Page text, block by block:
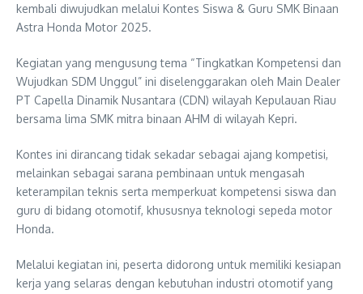
kembali diwujudkan melalui Kontes Siswa & Guru SMK Binaan
Astra Honda Motor 2025.
Kegiatan yang mengusung tema “Tingkatkan Kompetensi dan
Wujudkan SDM Unggul” ini diselenggarakan oleh Main Dealer
PT Capella Dinamik Nusantara (CDN) wilayah Kepulauan Riau
bersama lima SMK mitra binaan AHM di wilayah Kepri.
Kontes ini dirancang tidak sekadar sebagai ajang kompetisi,
melainkan sebagai sarana pembinaan untuk mengasah
keterampilan teknis serta memperkuat kompetensi siswa dan
guru di bidang otomotif, khususnya teknologi sepeda motor
Honda.
Melalui kegiatan ini, peserta didorong untuk memiliki kesiapan
kerja yang selaras dengan kebutuhan industri otomotif yang